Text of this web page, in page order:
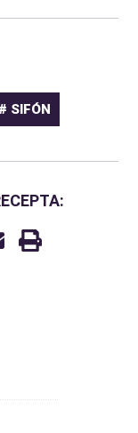
# SIFÓN